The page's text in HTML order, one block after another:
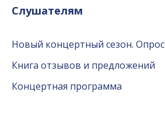
Слушателям
Новый концертный сезон. Опрос
Книга отзывов и предложений
Концертная программа